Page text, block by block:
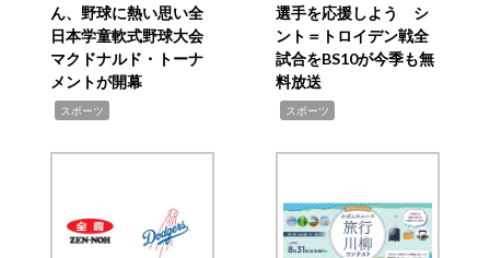
ん、野球に熱い思い全
日本学童軟式野球大会
マクドナルド・トーナ
メントが開幕
スポーツ
選手を応援しよう シ
ント＝トロイデン戦全
試合をBS10が今季も無
料放送
スポーツ